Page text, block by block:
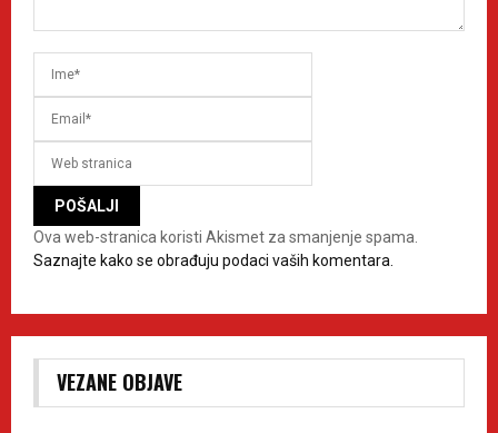
Ova web-stranica koristi Akismet za smanjenje spama.
Saznajte kako se obrađuju podaci vaših komentara.
VEZANE OBJAVE